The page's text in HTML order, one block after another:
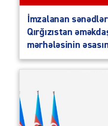
İmzalanan
Qırğızıstan
mərhələsinin